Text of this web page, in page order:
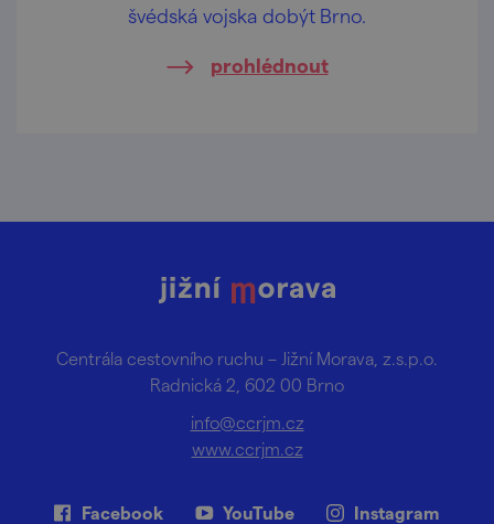
švédská vojska dobýt Brno.
prohlédnout
Centrála cestovního ruchu – Jižní Morava, z.s.p.o.
Radnická 2, 602 00 Brno
info@ccrjm.cz
www.ccrjm.cz
Facebook YouTube Instagram